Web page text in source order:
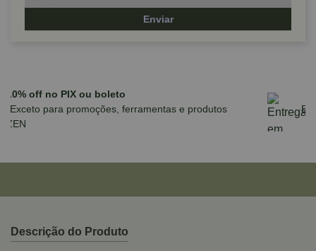
Enviar
Parcele em até 10x sem juros no cartão
para compras acima de R$590,00
Descrição do Produto